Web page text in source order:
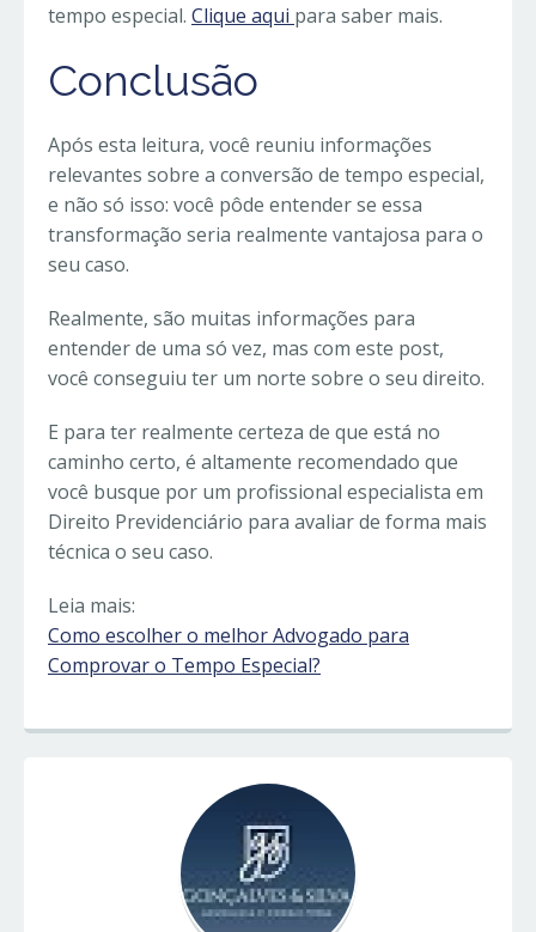
tempo especial. Clique aqui para saber mais.
Conclusão
Após esta leitura, você reuniu informações
relevantes sobre a conversão de tempo especial,
e não só isso: você pôde entender se essa
transformação seria realmente vantajosa para o
seu caso.
Realmente, são muitas informações para
entender de uma só vez, mas com este post,
você conseguiu ter um norte sobre o seu direito.
E para ter realmente certeza de que está no
caminho certo, é altamente recomendado que
você busque por um profissional especialista em
Direito Previdenciário para avaliar de forma mais
técnica o seu caso.
Leia mais:
Como escolher o melhor Advogado para
Comprovar o Tempo Especial?